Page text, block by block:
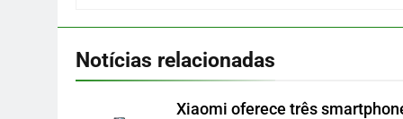
Notícias relacionadas
Xiaomi oferece três